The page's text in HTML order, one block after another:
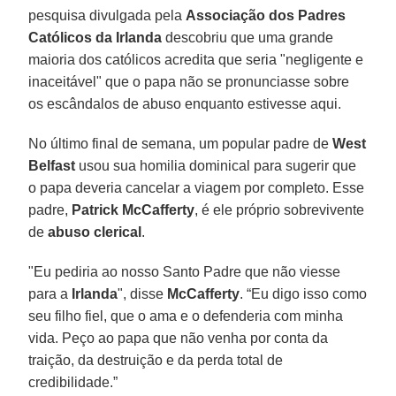
pesquisa divulgada pela Associação dos Padres
Católicos da Irlanda descobriu que uma grande
maioria dos católicos acredita que seria "negligente e
inaceitável" que o papa não se pronunciasse sobre
os escândalos de abuso enquanto estivesse aqui.
No último final de semana, um popular padre deWest
Belfast usou sua homilia dominical para sugerir que
o papa deveria cancelar a viagem por completo. Esse
padre, Patrick McCafferty, é ele próprio sobrevivente
deabuso clerical .
"Eu pediria ao nosso Santo Padre que não viesse
para a Irlanda", disse McCafferty. “Eu digo isso como
seu filho fiel, que o ama e o defenderia com minha
vida. Peço ao papa que não venha por conta da
traição, da destruição e da perda total de
credibilidade.”